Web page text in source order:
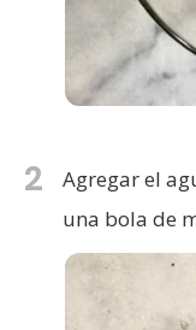
2
Agregar el
una bola de